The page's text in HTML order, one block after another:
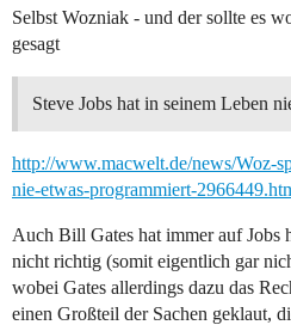
Selbst Wozniak - und der sollte es
gesagt
Steve Jobs hat in seinem Leben
http://www.macwelt.de/news/Woz-
nie-etwas-programmiert-
Auch Bill Gates hat immer auf Jobs
nicht richtig (somit eigentlich gar
wobei Gates allerdings dazu das
einen Großteil der Sachen geklaut,